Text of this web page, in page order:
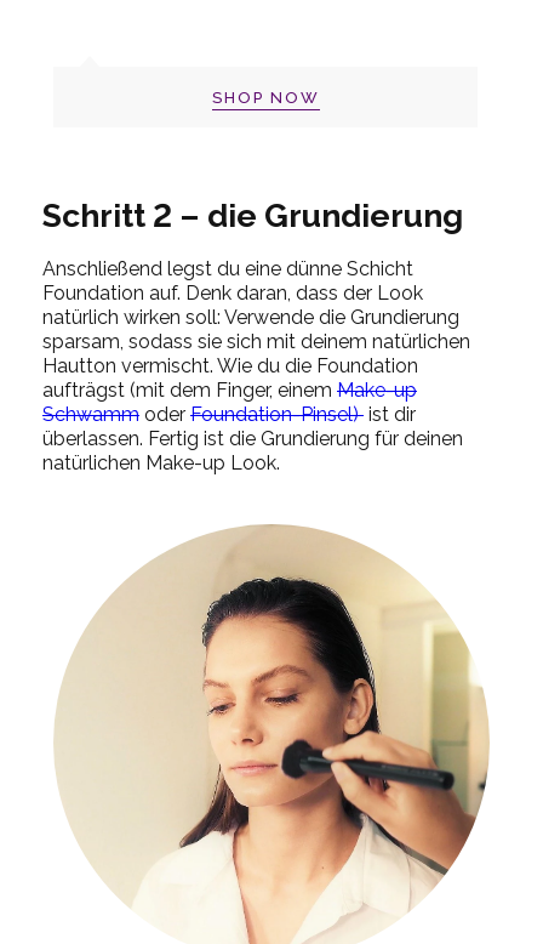
SHOP NOW
Schritt 2 – die Grundierung
Anschließend legst du eine dünne Schicht
Foundation auf. Denk daran, dass der Look
natürlich wirken soll: Verwende die Grundierung
sparsam, sodass sie sich mit deinem natürlichen
Hautton vermischt. Wie du die Foundation
aufträgst (mit dem Finger, einem Make-up
Schwamm oder Foundation-Pinsel) ist dir
überlassen. Fertig ist die Grundierung für deinen
natürlichen Make-up Look.